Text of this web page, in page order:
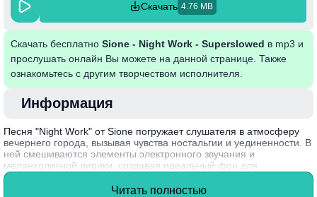
Скачать 4.76 MB
Скачать бесплатно Sione - Night Work - Superslowed в mp3 и
прослушать онлайн Вы можете на данной странице. Также
ознакомьтесь с другим творчеством исполнителя.
Информация
Песня "Night Work" от Sione погружает слушателя в атмосферу
вечернего города, вызывая чувства ностальгии и уединенности. В
ней смешиваются элементы электронного звучания и
меланхоличной лирики, создавая идеальный фон для
размышлений о жизни и поиске себя в современном мире. Звуки
и ритмы этой композиции позволяют ощутить накал эмоций и
Читать полностью